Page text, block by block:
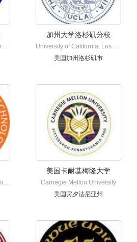
University of California, San Diego
加州大学洛杉矶分校
University of California, Los Angeles
美国加州洛杉矶市
California Institute of Technology
美国卡耐基梅隆大学
Carnegie Mellon University
美国宾夕法尼亚州